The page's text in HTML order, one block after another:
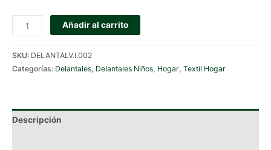
Delantal
+
Gorro
Niña
Añadir al carrito
SKU: DELANTALV.I.002
Categorías: Delantales, Delantales Niños, Hogar, Textil Hogar
Descripción